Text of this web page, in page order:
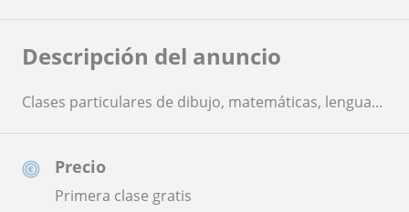
Precio
Primera clase gratis
Descripción del anuncio
Clases particulares de dibujo, matemáticas, lengua...